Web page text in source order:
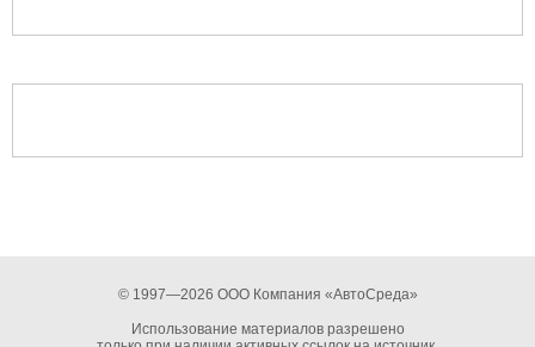
© 1997—2026 ООО Компания «АвтоСреда»
Использование материалов разрешено